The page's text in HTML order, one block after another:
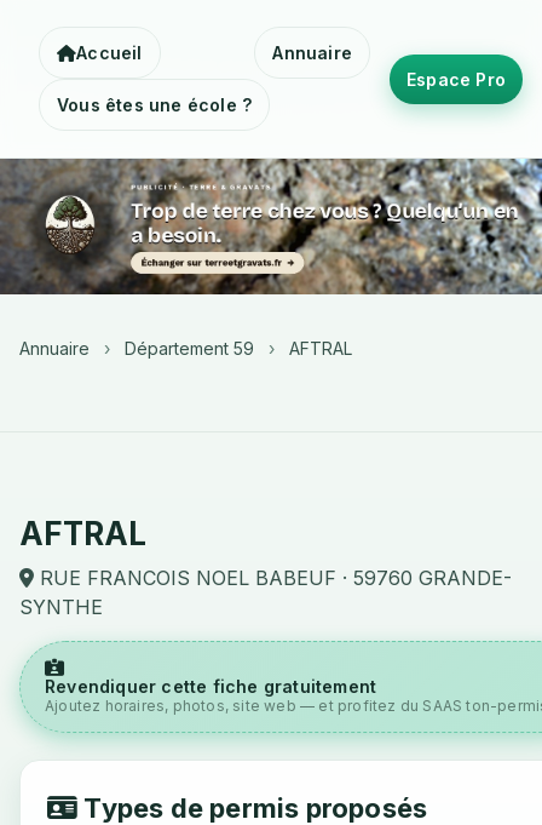
Accueil Annuaire
Vous êtes une école ?
Espace Pro
Annuaire › Département 59 › AFTRAL
AFTRAL
RUE FRANCOIS NOEL BABEUF · 59760 GRANDE-
SYNTHE
Revendiquer cette fiche gratuitement
Ajoutez horaires, photos, site web — et profitez du SAAS ton-
Types de permis proposés